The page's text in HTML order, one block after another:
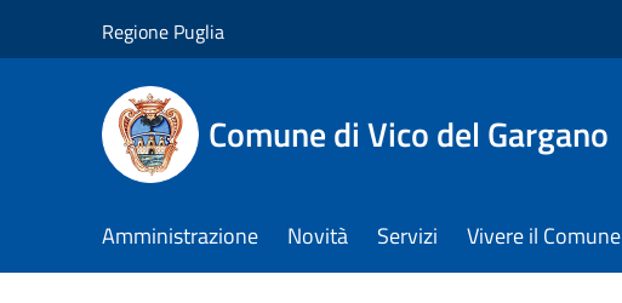
Regione Puglia
Comune di Vico del Gargano
Amministrazione Novità Servizi Vivere il Comune